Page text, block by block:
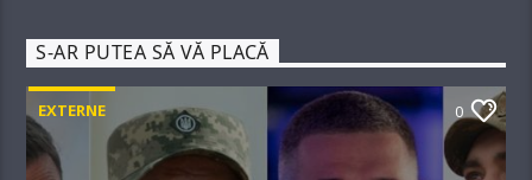
S-AR PUTEA SĂ VĂ PLACĂ
EXTERNE 0